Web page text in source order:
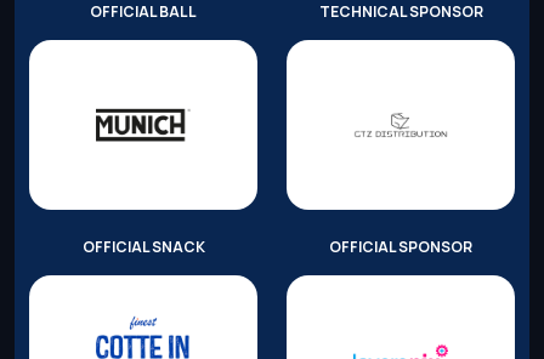
OFFICIAL BALL TECHNICAL SPONSOR
OFFICIAL SNACK OFFICIAL SPONSOR